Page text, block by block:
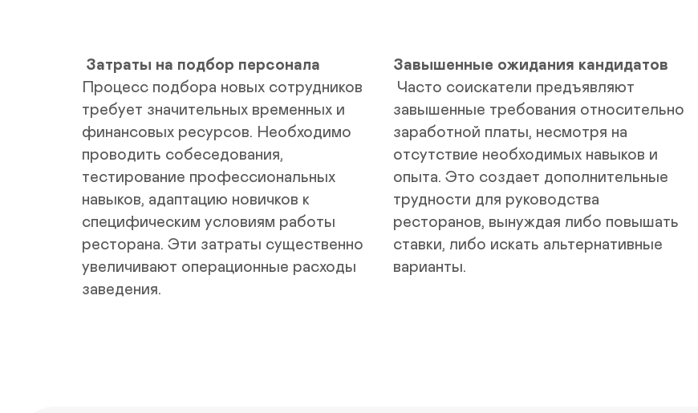
Затраты на подбор персонала
Процесс подбора новых сотрудников
требует значительных временных и
финансовых ресурсов. Необходимо
проводить собеседования,
тестирование профессиональных
навыков, адаптацию новичков к
специфическим условиям работы
ресторана. Эти затраты существенно
увеличивают операционные расходы
Часто соискатели предъявляют
завышенные требования относительно
заработной платы, несмотря на
отсутствие необходимых навыков и
опыта. Это создает дополнительные
трудности для руководства
ресторанов, вынуждая либо повышать
ставки, либо искать альтернативные
варианты.